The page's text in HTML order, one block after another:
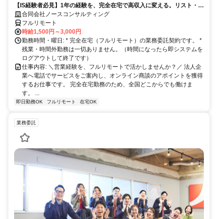
【IS経験者必見】1年の経験を、完全在宅で高収入に変える。リスト・ス
クリプト完備でブランクがあっても安心スタート！ 「私のスキル、在宅
ならもっと活きる」 コールセンターの出勤やシフトの縛りから解放され
て、自分のペースで効率よくアポ獲得！ 【微経験でも大歓迎】テレア
ポ・ISの基礎が分かっていれば大丈夫。法人向けSaaSやIT商材など、売
りやすい環境が整っています！
合同会社ノースコンサルティング
フルリモート
時給1,500円～3,000円
勤務時間・曜日: * 完全在宅（フルリモート）の業務委託契約です。 *
残業・時間外勤務は一切ありません。（時間になったら即システムを
ログアウトして終了です）
仕事内容: ＼営業経験を、フルリモートで活かしませんか？／ 法人企
業へ電話でサービスをご案内し、オンライン商談のアポイントを獲得
するお仕事です。 完全在宅勤務のため、全国どこからでも働けま
す。 ...
即日勤務OK フルリモート 在宅OK
業務委託